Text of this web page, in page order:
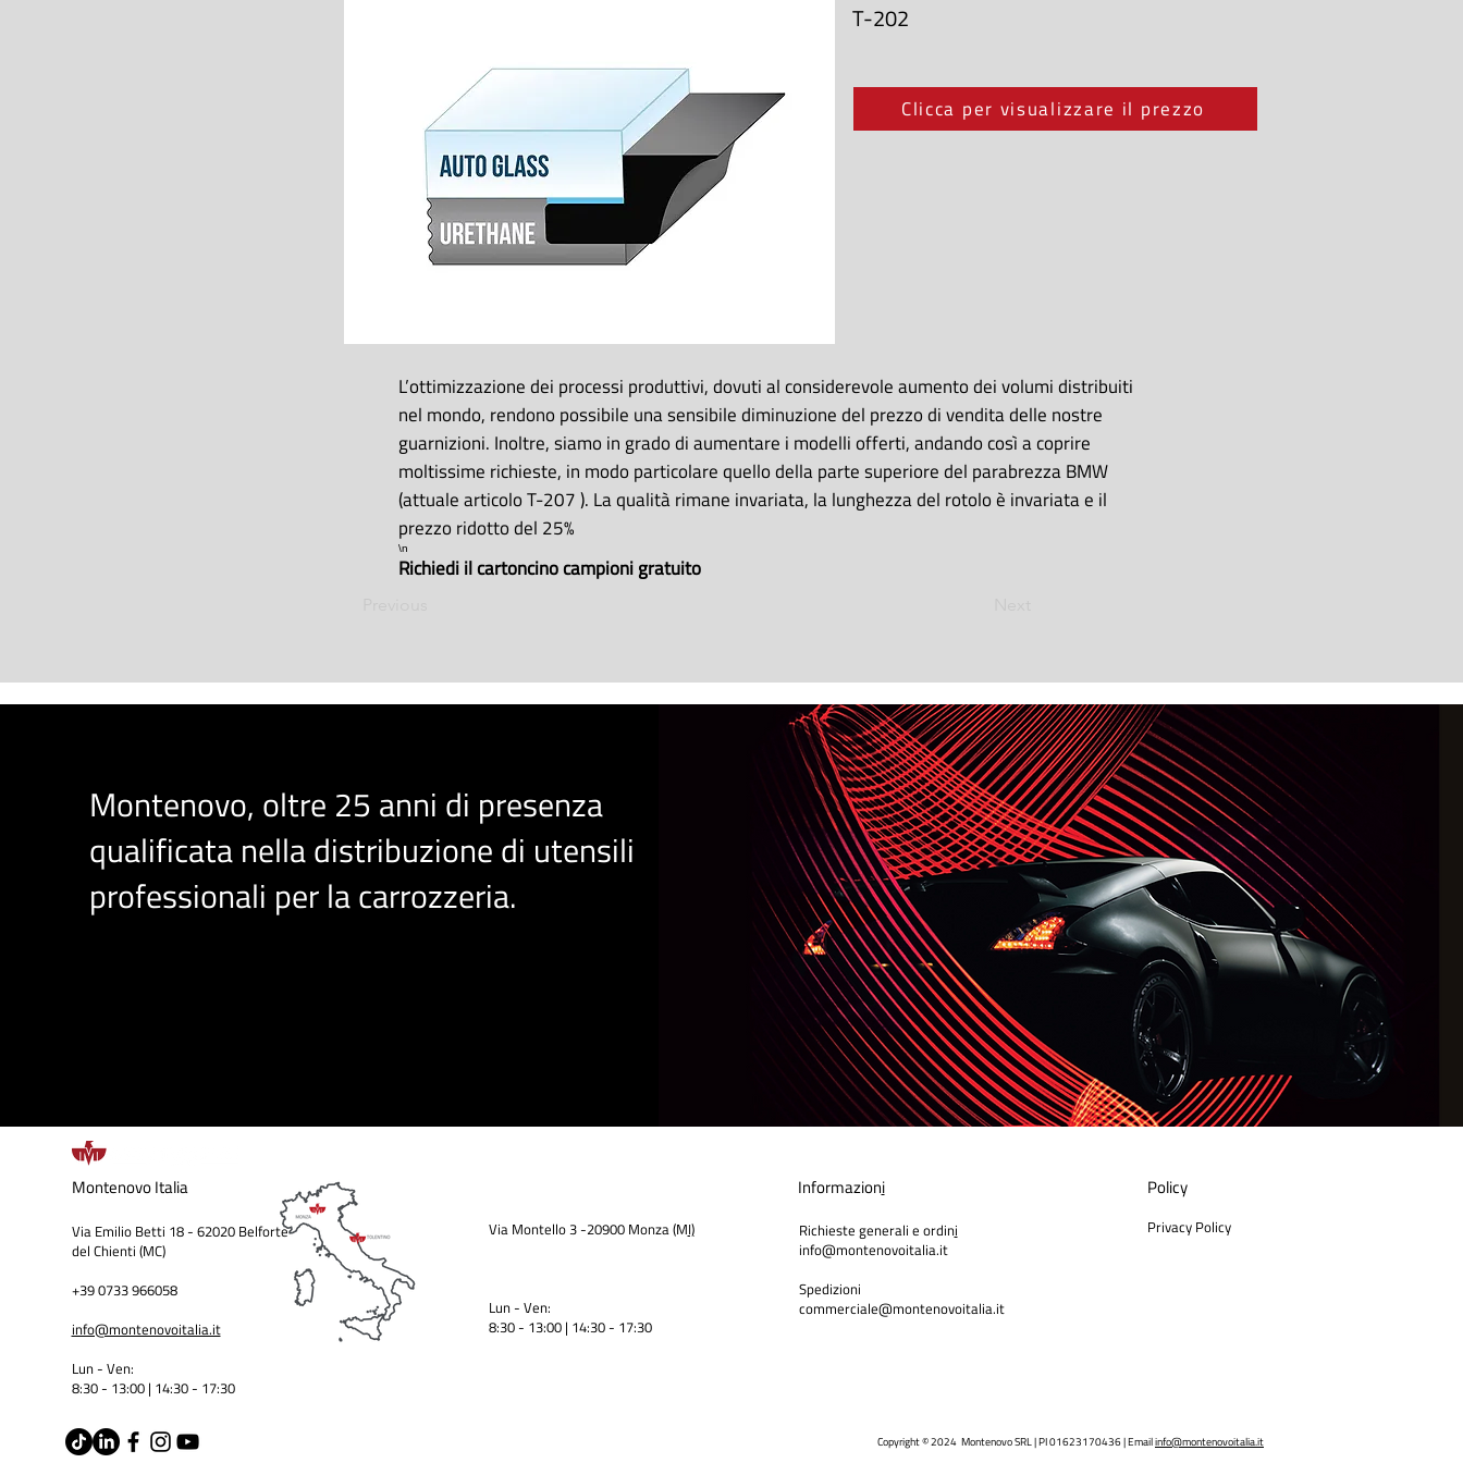
T-202
Clicca per visualizzare il prezzo
L’ottimizzazione dei processi produttivi, dovuti al considerevole aumento dei volumi distribuiti
nel mondo, rendono possibile una sensibile diminuzione del prezzo di vendita delle nostre
guarnizioni. Inoltre, siamo in grado di aumentare i modelli offerti, andando così a coprire
moltissime richieste, in modo particolare quello della parte superiore del parabrezza BMW
(attuale articolo T-207 ). La qualità rimane invariata, la lunghezza del rotolo è invariata e il
prezzo ridotto del 25%
\n
Richiedi il cartoncino campioni gratuito
Montenovo, oltre 25 anni di presenza
qualificata nella distribuzione di utensili
professionali per la carrozzeria.
MontenovoItalia
Via Emilio Betti 18 - 62020 Belforte
del Chienti (MC)
+39 0733 966058
info@montenovoitalia.it
Lun - Ven:
8:30 - 13:00 | 14:30 - 17:30
Via Montello 3 -20900 Monza (MI)
Lun - Ven:
8:30 - 13:00 | 14:30 - 17:30
Informazioni
Richieste generali e ordini
info@montenovoitalia.it
Spedizioni
commerciale@montenovoitalia.it
Policy
Privacy Policy
Copyright © 2024 Montenovo SRL | PI 01623170436 | Emailinfo@montenovoitalia.it